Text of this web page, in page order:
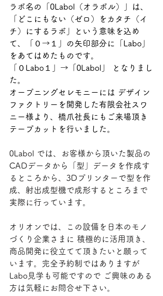
ラボ名の「0Labol（オラボル）」は、
「どこにもない（ゼロ）をカタチ（イ
チ）にするラボ」という意味を込め
て、「０→１」の矢印部分に「Labo」
をあてはめたものです。
「０Labo１」→「0Labol」 となりまし
た。
オープニングセレモニーには デザイン
ファクトリーを開発した有限会社スワ
ニー様より、橋爪社長にもご来場頂き
テープカットを行いました。
0Labol では、お客様から頂いた製品の
CADデータから「型」データを作成す
るところから、3Dプリンターで型を作
成、射出成型機で成形するところまで
実際に行っています。
オリオンでは、この設備を日本のモノ
づくり企業さまに 積極的に活用頂き、
商品開発に役立てて頂きたいと願って
います。完全予約制ではありますが
Labo見学も可能ですので ご興味のある
方は気軽にお問合せ下さい。